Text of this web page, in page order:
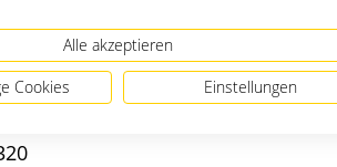
verwendbar für
Alle akzeptieren
Cookies Einstellungen